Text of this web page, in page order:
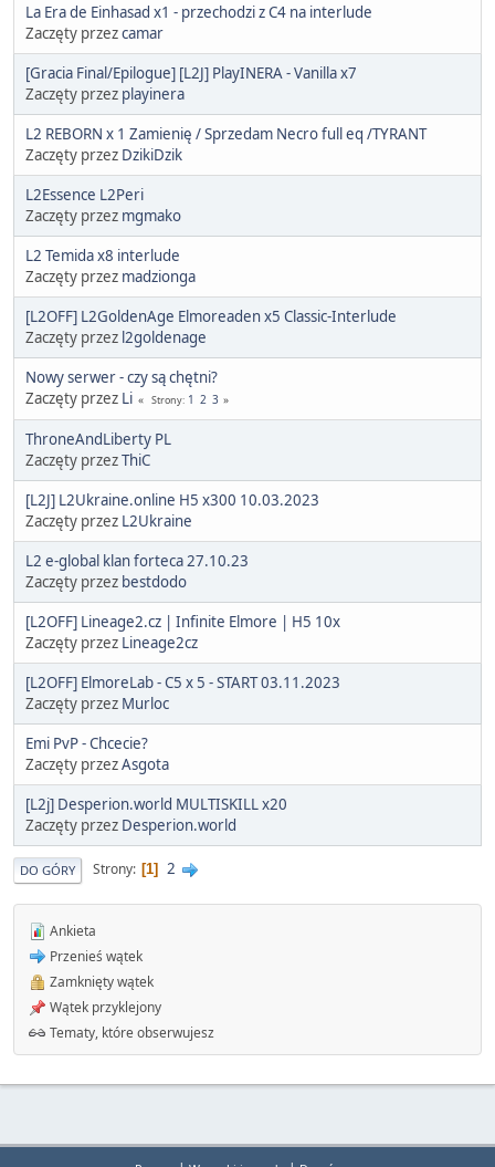
La Era de Einhasad x1 - przechodzi z C4 na interlude
Zaczęty przezcamar
[Gracia Final/Epilogue] [L2J] PlayINERA - Vanilla x7
Zaczęty przez playinera
L2 REBORN x 1 Zamienię / Sprzedam Necro full eq /TYRANT
Zaczęty przez DzikiDzik
L2Essence L2Peri
Zaczęty przez mgmako
L2 Temida x8 interlude
Zaczęty przez madzionga
[L2OFF] L2GoldenAge Elmoreaden x5 Classic-Interlude
Zaczęty przez l2goldenage
Nowy serwer - czy są chętni?
Zaczęty przez Li Strony 1 2 3
ThroneAndLiberty PL
Zaczęty przezThiC
[L2J] L2Ukraine.online H5 x300 10.03.2023
Zaczęty przez L2Ukraine
L2 e-global klan forteca 27.10.23
Zaczęty przez bestdodo
[L2OFF] Lineage2.cz | Infinite Elmore | H5 10x
Zaczęty przez Lineage2cz
[L2OFF] ElmoreLab - C5 x 5 - START 03.11.2023
Zaczęty przez Murloc
Emi PvP - Chcecie?
Zaczęty przezAsgota
[L2j] Desperion.world MULTISKILL x20
Zaczęty przez Desperion.world
DO GÓRY Strony 1 2
Ankieta
Przenieś wątek
Zamknięty wątek
Wątek przyklejony
Tematy, które obserwujesz